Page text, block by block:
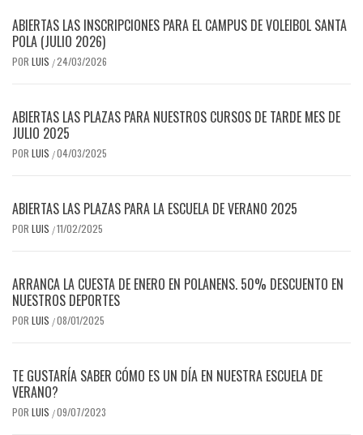
ABIERTAS LAS INSCRIPCIONES PARA EL CAMPUS DE VOLEIBOL SANTA
POLA (JULIO 2026)
POR LUIS /24/03/2026
ABIERTAS LAS PLAZAS PARA NUESTROS CURSOS DE TARDE MES DE
JULIO 2025
POR LUIS /04/03/2025
ABIERTAS LAS PLAZAS PARA LA ESCUELA DE VERANO 2025
POR LUIS /11/02/2025
ARRANCA LA CUESTA DE ENERO EN POLANENS. 50% DESCUENTO EN
NUESTROS DEPORTES
POR LUIS /08/01/2025
TE GUSTARÍA SABER CÓMO ES UN DÍA EN NUESTRA ESCUELA DE
VERANO?
POR LUIS /09/07/2023